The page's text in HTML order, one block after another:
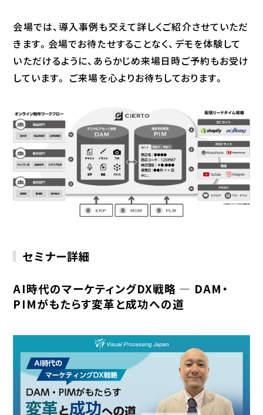
会場では、導入事例も交えて詳しくご紹介させていただ
きます。会場でお待たせすることなく、デモを体験して
いただけるように、あらかじめ来場日時ご予約もお受け
しています。 ご来場を心よりお待ちしております。
セミナー詳細
AI時代のマーケティングDX戦略 ― DAM・
PIMがもたらす変革と成功への道